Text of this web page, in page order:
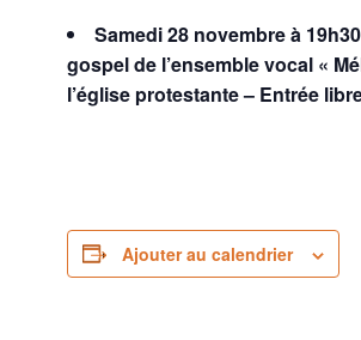
Samedi 28 novembre à
gospel de l’ensemble vocal «
l’église protestante – Entrée
Ajouter au calendrier